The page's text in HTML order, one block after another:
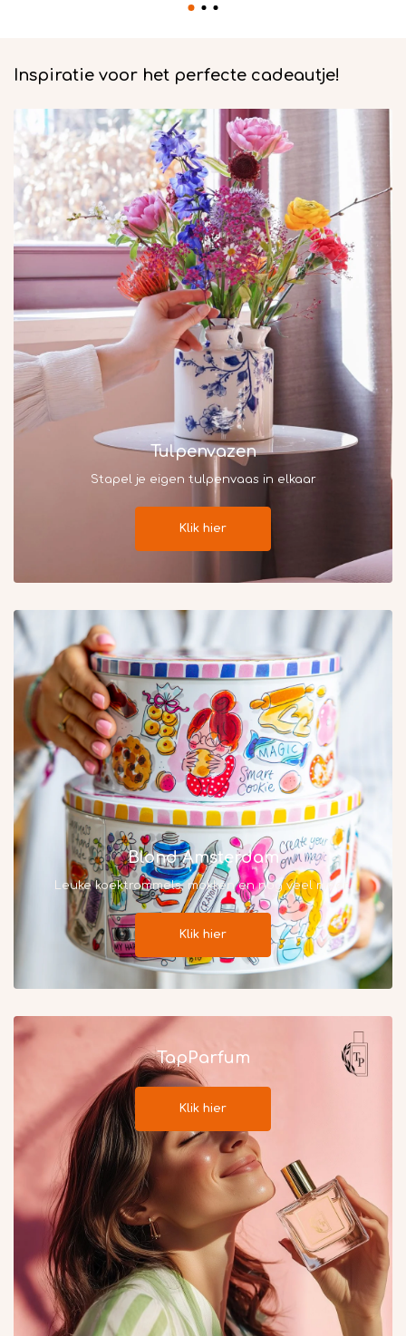
Inspiratie voor het perfecte cadeautje!
Tulpenvazen
Stapel je eigen tulpenvaas in elkaar
Klik hier
Blond Amsterdam
Leuke koektrommels, mokken en nog veel meer..
Klik hier
TapParfum
Klik hier